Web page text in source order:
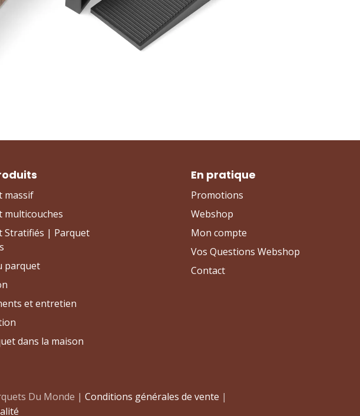
massif
multicouches
Stratifiés | Parquet
parquet
et entretien
dans la maison
En pratique
Promotions
Webshop
Mon compte
Vos Questions Webshop
Contact
Du Monde | Conditions générales de vente |